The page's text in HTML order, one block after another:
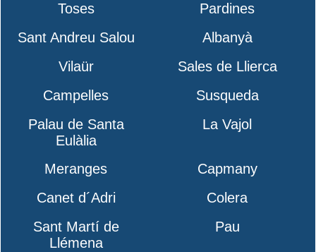
Toses
Pardines
Sant Andreu Salou
Albanyà
Vilaür
Sales de Llierca
Campelles
Susqueda
Palau de Santa
Eulàlia
La Vajol
Meranges
Capmany
Canet d´Adri
Colera
Sant Martí de
Llémena
Pau